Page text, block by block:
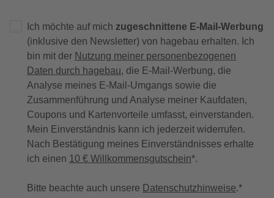
Ich möchte auf mich zugeschnittene E-Mail-Werbung
(inklusive den Newsletter) von hagebau erhalten. Ich
bin mit der Nutzung meiner personenbezogenen
Daten durch hagebau, die E-Mail-Werbung, die
Analyse meines E-Mail-Umgangs sowie die
Zusammenführung und Analyse meiner Kaufdaten,
Coupons und Kartenvorteile umfasst, einverstanden.
Mein Einverständnis kann ich jederzeit widerrufen.
Nach Bestätigung meines Einverständnisses erhalte
ich einen 10 € Willkommensgutschein*.
Bitte beachte auch unsere Datenschutzhinweise.